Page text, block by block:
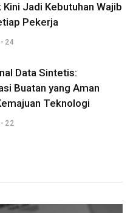
Kini Jadi Kebutuhan Wajib
Pekerja
24
Data Sintetis:
Buatan yang Aman
Teknologi
22